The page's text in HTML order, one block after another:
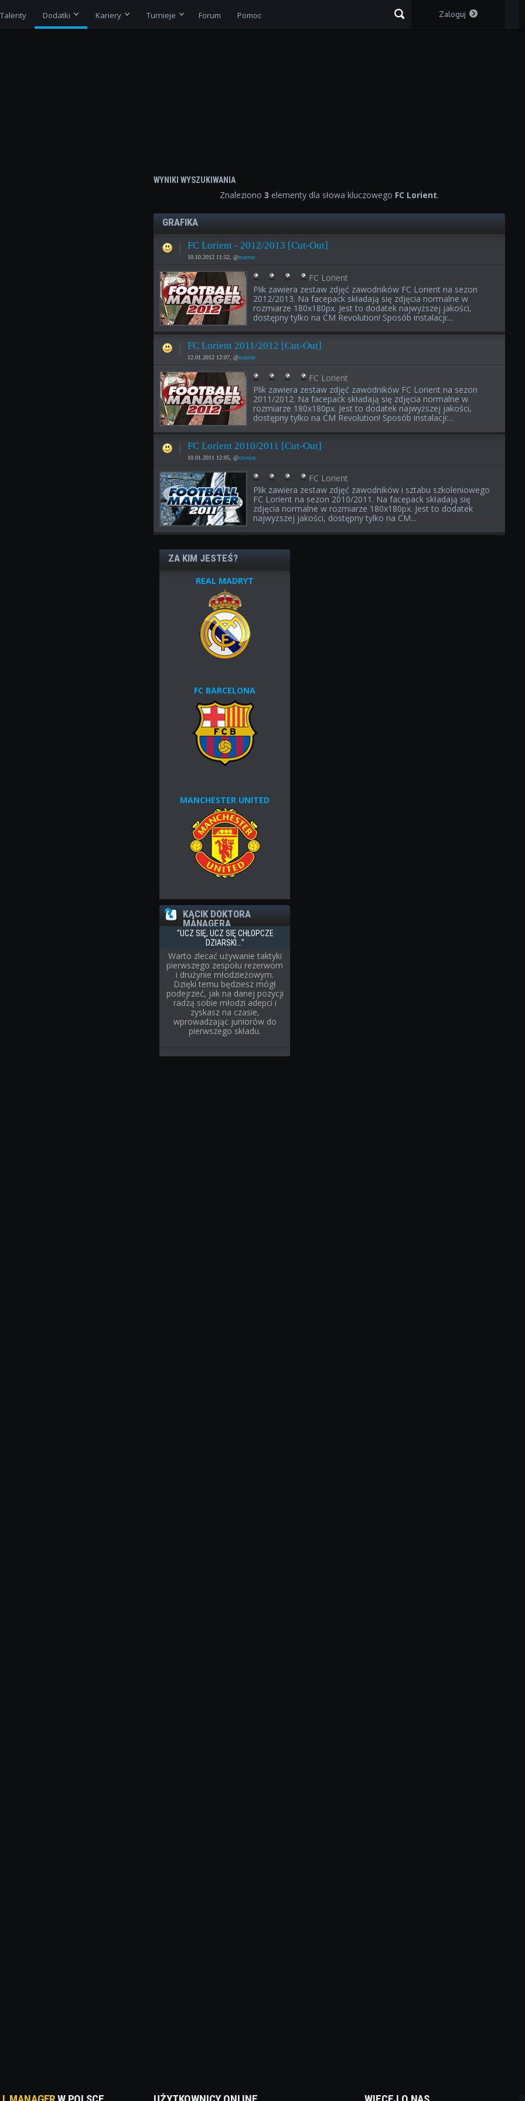
Talenty Dodatki Kariery Turnieje Forum Pomoc Zaloguj
WYNIKI WYSZUKIWANIA
Znaleziono3 elementy dla słowa kluczowego FC Lorient.
GRAFIKA
FC Lorient - 2012/2013 [Cut-Out]
10.10.2012 11:52, @marrtac
FC Lorient
Plik zawiera zestaw zdjęć zawodników FC Lorient na sezon
2012/2013. Na facepack składają się zdjęcia normalne w
rozmiarze 180x180px. Jest to dodatek najwyższej jakości,
dostępny tylko na CM Revolution! Sposób instalacji:...
FC Lorient 2011/2012 [Cut-Out]
12.01.2012 12:07, @marrtac
FC Lorient
Plik zawiera zestaw zdjęć zawodników FC Lorient na sezon
2011/2012. Na facepack składają się zdjęcia normalne w
rozmiarze 180x180px. Jest to dodatek najwyższej jakości,
dostępny tylko na CM Revolution! Sposób instalacji:...
FC Lorient 2010/2011 [Cut-Out]
10.01.2011 12:05, @szwejas
FC Lorient
Plik zawiera zestaw zdjęć zawodników i sztabu szkoleniowego
FC Lorient na sezon 2010/2011. Na facepack składają się
zdjęcia normalne w rozmiarze 180x180px. Jest to dodatek
najwyższej jakości, dostępny tylko na CM...
ZA KIM JESTEŚ?
REAL MADRYT
FC BARCELONA
MANCHESTER UNITED
KĄCIK DOKTORA
MANAGERA
"UCZ SIĘ, UCZ SIĘ CHŁOPCZE
DZIARSKI..."
Warto zlecać używanie taktyki
pierwszego zespołu rezerwom
i drużynie młodzieżowym.
Dzięki temu będziesz mógł
podejrzeć, jak na danej pozycji
radzą sobie młodzi adepci i
zyskasz na czasie,
wprowadzając juniorów do
pierwszego składu.